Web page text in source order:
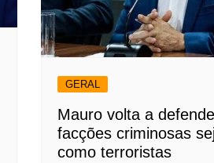
GERAL
Mauro volta a
facções criminosas
como terroristas